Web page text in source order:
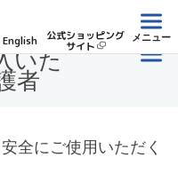
English 公式ショッピング
サイト
メニュー
いた
者
全にご使用いただく